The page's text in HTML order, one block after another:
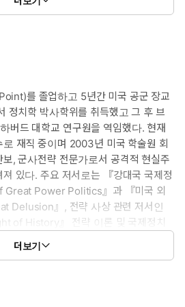
를 졸업하고 5년간 미국 공군 장교
정치학 박사학위를 취득했고 그 후 브
버드 대학교 연구원을 역임했다. 현재
재직 중이며 2003년 미국 학술원 회
, 군사전략 전문가로서 공격적 현실주
있다. 주요 저서로는 『강대국 국제정
Great Power Politics』과 『미국 외
Delusion』, 전략 사상 관련 저서인
of History』 전략 이론 및 국제정치
Deterrence』가 있으며, 현실주의 시
는 논문을 다수 집필했다.
스쿨의 학술처장이자 로버트 르네 벨
더보기